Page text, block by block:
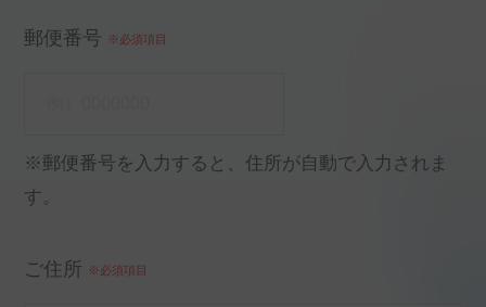
郵便番号 ※必須項目
※郵便番号を入力すると、住所が自動で入力されま
す。
ご住所 ※必須項目